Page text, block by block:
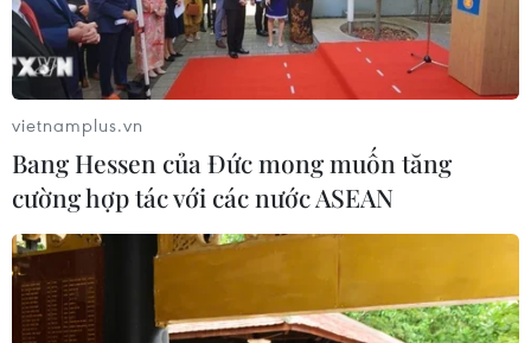
Manchester City biến Liverpool thành
vietnamplus.vn
Bang Hessen của Đức mong muốn tăng
cường hợp tác với các nước ASEAN